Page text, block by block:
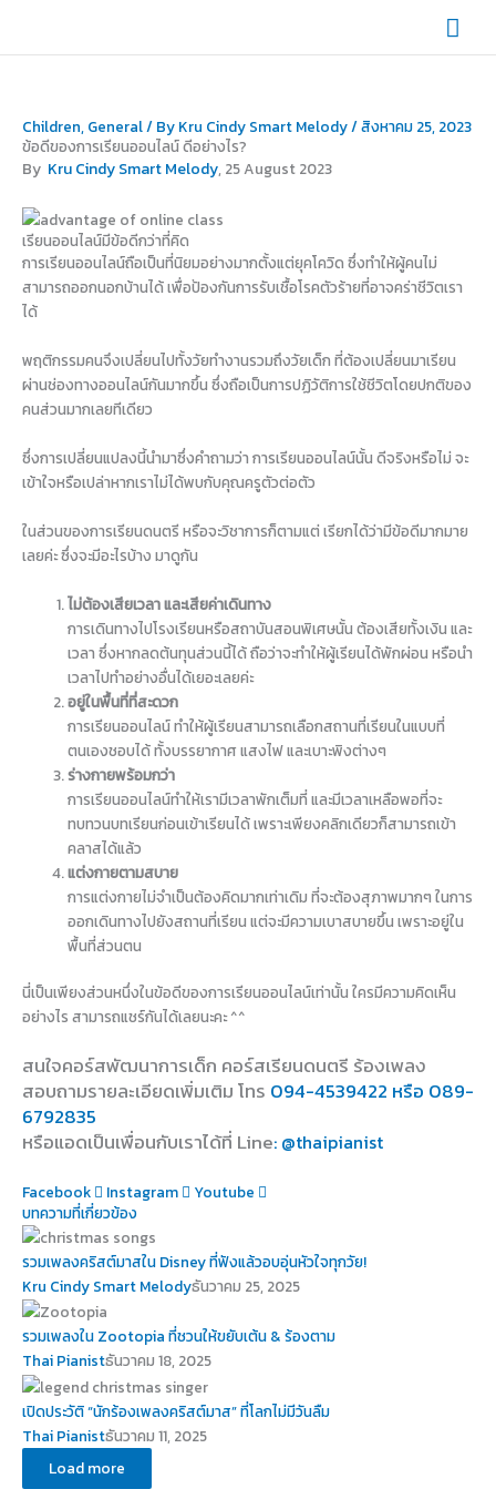
content
Children, General/ By Kru Cindy Smart Melody/สิงหาคม 25, 2023
ข้อดีของการเรียนออนไลน์ ดีอย่างไร?
By Kru Cindy Smart Melody, 25 August 2023
เรียนออนไลน์มีข้อดีกว่าที่คิด
การเรียนออนไลน์ถือเป็นที่นิยมอย่างมากตั้งแต่ยุคโควิด ซึ่งทำให้ผู้คนไม่
สามารถออกนอกบ้านได้ เพื่อป้องกันการรับเชื้อโรคตัวร้ายที่อาจคร่าชีวิตเรา
ได้
พฤติกรรมคนจึงเปลี่ยนไปทั้งวัยทำงานรวมถึงวัยเด็ก ที่ต้องเปลี่ยนมาเรียน
ผ่านช่องทางออนไลน์กันมากขึ้น ซึ่งถือเป็นการปฏิวัติการใช้ชีวิตโดยปกติของ
คนส่วนมากเลยทีเดียว
ซึ่งการเปลี่ยนแปลงนี้นำมาซึ่งคำถามว่า การเรียนออนไลน์นั้น ดีจริงหรือไม่ จะ
เข้าใจหรือเปล่าหากเราไม่ได้พบกับคุณครูตัวต่อตัว
ในส่วนของการเรียนดนตรี หรือจะวิชาการก็ตามแต่ เรียกได้ว่ามีข้อดีมากมาย
เลยค่ะ ซึ่งจะมีอะไรบ้าง มาดูกัน
ไม่ต้องเสียเวลา และเสียค่าเดินทาง
การเดินทางไปโรงเรียนหรือสถาบันสอนพิเศษนั้น ต้องเสียทั้งเงิน และ
เวลา ซึ่งหากลดต้นทุนส่วนนี้ได้ ถือว่าจะทำให้ผู้เรียนได้พักผ่อน หรือนำ
เวลาไปทำอย่างอื่นได้เยอะเลยค่ะ
อยู่ในพื้นที่ที่สะดวก
การเรียนออนไลน์ ทำให้ผู้เรียนสามารถเลือกสถานที่เรียนในแบบที่
ตนเองชอบได้ ทั้งบรรยากาศ แสงไฟ และเบาะพิงต่างๆ
ร่างกายพร้อมกว่า
การเรียนออนไลน์ทำให้เรามีเวลาพักเต็มที่ และมีเวลาเหลือพอที่จะ
ทบทวนบทเรียนก่อนเข้าเรียนได้ เพราะเพียงคลิกเดียวก็สามารถเข้า
คลาสได้แล้ว
แต่งกายตามสบาย
การแต่งกายไม่จำเป็นต้องคิดมากเท่าเดิม ที่จะต้องสุภาพมากๆ ในการ
ออกเดินทางไปยังสถานที่เรียน แต่จะมีความเบาสบายขึ้น เพราะอยู่ใน
พื้นที่ส่วนตน
นี่เป็นเพียงส่วนหนึ่งในข้อดีของการเรียนออนไลน์เท่านั้น ใครมีความคิดเห็น
อย่างไร สามารถแชร์กันได้เลยนะคะ ^^
สนใจคอร์สพัฒนาการเด็ก คอร์สเรียนดนตรี ร้องเพลง
สอบถามรายละเอียดเพิ่มเติม โทร 094-4539422 หรือ 089-
6792835
หรือแอดเป็นเพื่อนกับเราได้ที่ Line: @thaipianist
Facebook Instagram
Youtube
บทความที่เกี่ยวข้อง
รวมเพลงคริสต์มาสใน Disney ที่ฟังแล้วอบอุ่นหัวใจทุกวัย!
Kru Cindy Smart Melodyธันวาคม 25, 2025
รวมเพลงใน Zootopia ที่ชวนให้ขยับเต้น & ร้องตาม
Thai Pianistธันวาคม 18, 2025
เปิดประวัติ “นักร้องเพลงคริสต์มาส” ที่โลกไม่มีวันลืม
Thai Pianistธันวาคม 11, 2025
Load more